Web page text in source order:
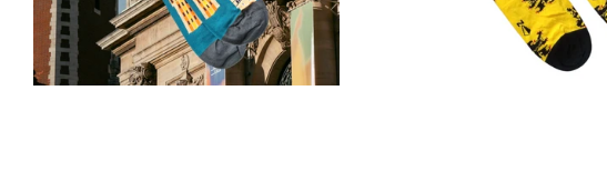
régulier
régulier